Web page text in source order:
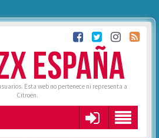
ESPAÑA
Esta web no pertenece ni representa a
Citroën.